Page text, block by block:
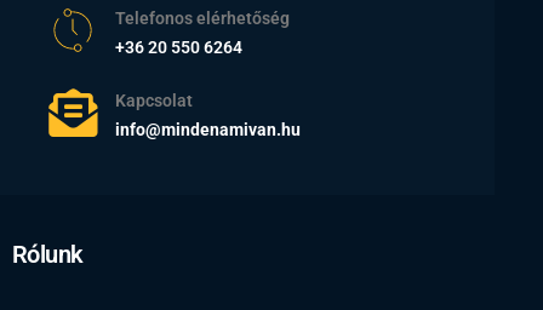
Telefonos elérhetőség
+36 20 550 6264
Kapcsolat
info@mindenamivan.hu
Rólunk